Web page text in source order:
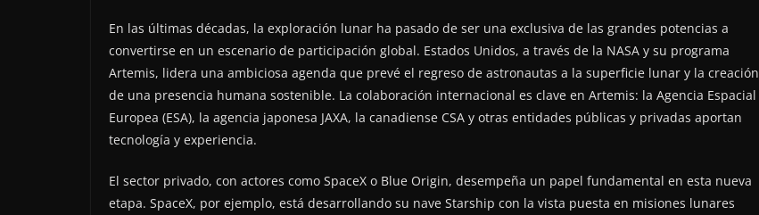
En las últimas décadas, la exploración lunar ha pasado de ser una exclusiva de las grandes potencias a
convertirse en un escenario de participación global. Estados Unidos, a través de la NASA y su programa
Artemis, lidera una ambiciosa agenda que prevé el regreso de astronautas a la superficie lunar y la creación
de una presencia humana sostenible. La colaboración internacional es clave en Artemis: la Agencia Espacial
Europea (ESA), la agencia japonesa JAXA, la canadiense CSA y otras entidades públicas y privadas aportan
tecnología y experiencia.
El sector privado, con actores como SpaceX o Blue Origin, desempeña un papel fundamental en esta nueva
etapa. SpaceX, por ejemplo, está desarrollando su nave Starship con la vista puesta en misiones lunares